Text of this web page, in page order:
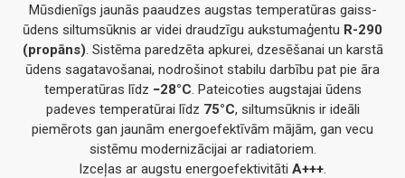
Mūsdienīgs jaunās paaudzes augstas temperatūras gaiss-
ūdens siltumsūknis ar videi draudzīgu aukstumaģentu R-290
(propāns). Sistēma paredzēta apkurei, dzesēšanai un karstā
ūdens sagatavošanai, nodrošinot stabilu darbību pat pie āra
temperatūras līdz −28°C. Pateicoties augstajai ūdens
padeves temperatūrai līdz 75°C, siltumsūknis ir ideāli
piemērots gan jaunām energoefektīvām mājām, gan vecu
sistēmu modernizācijai ar radiatoriem.
Izceļas ar augstu energoefektivitāti A+++.